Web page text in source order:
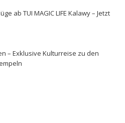
ab TUI MAGIC LIFE Kalawy – Jetzt
– Exklusive Kulturreise zu den